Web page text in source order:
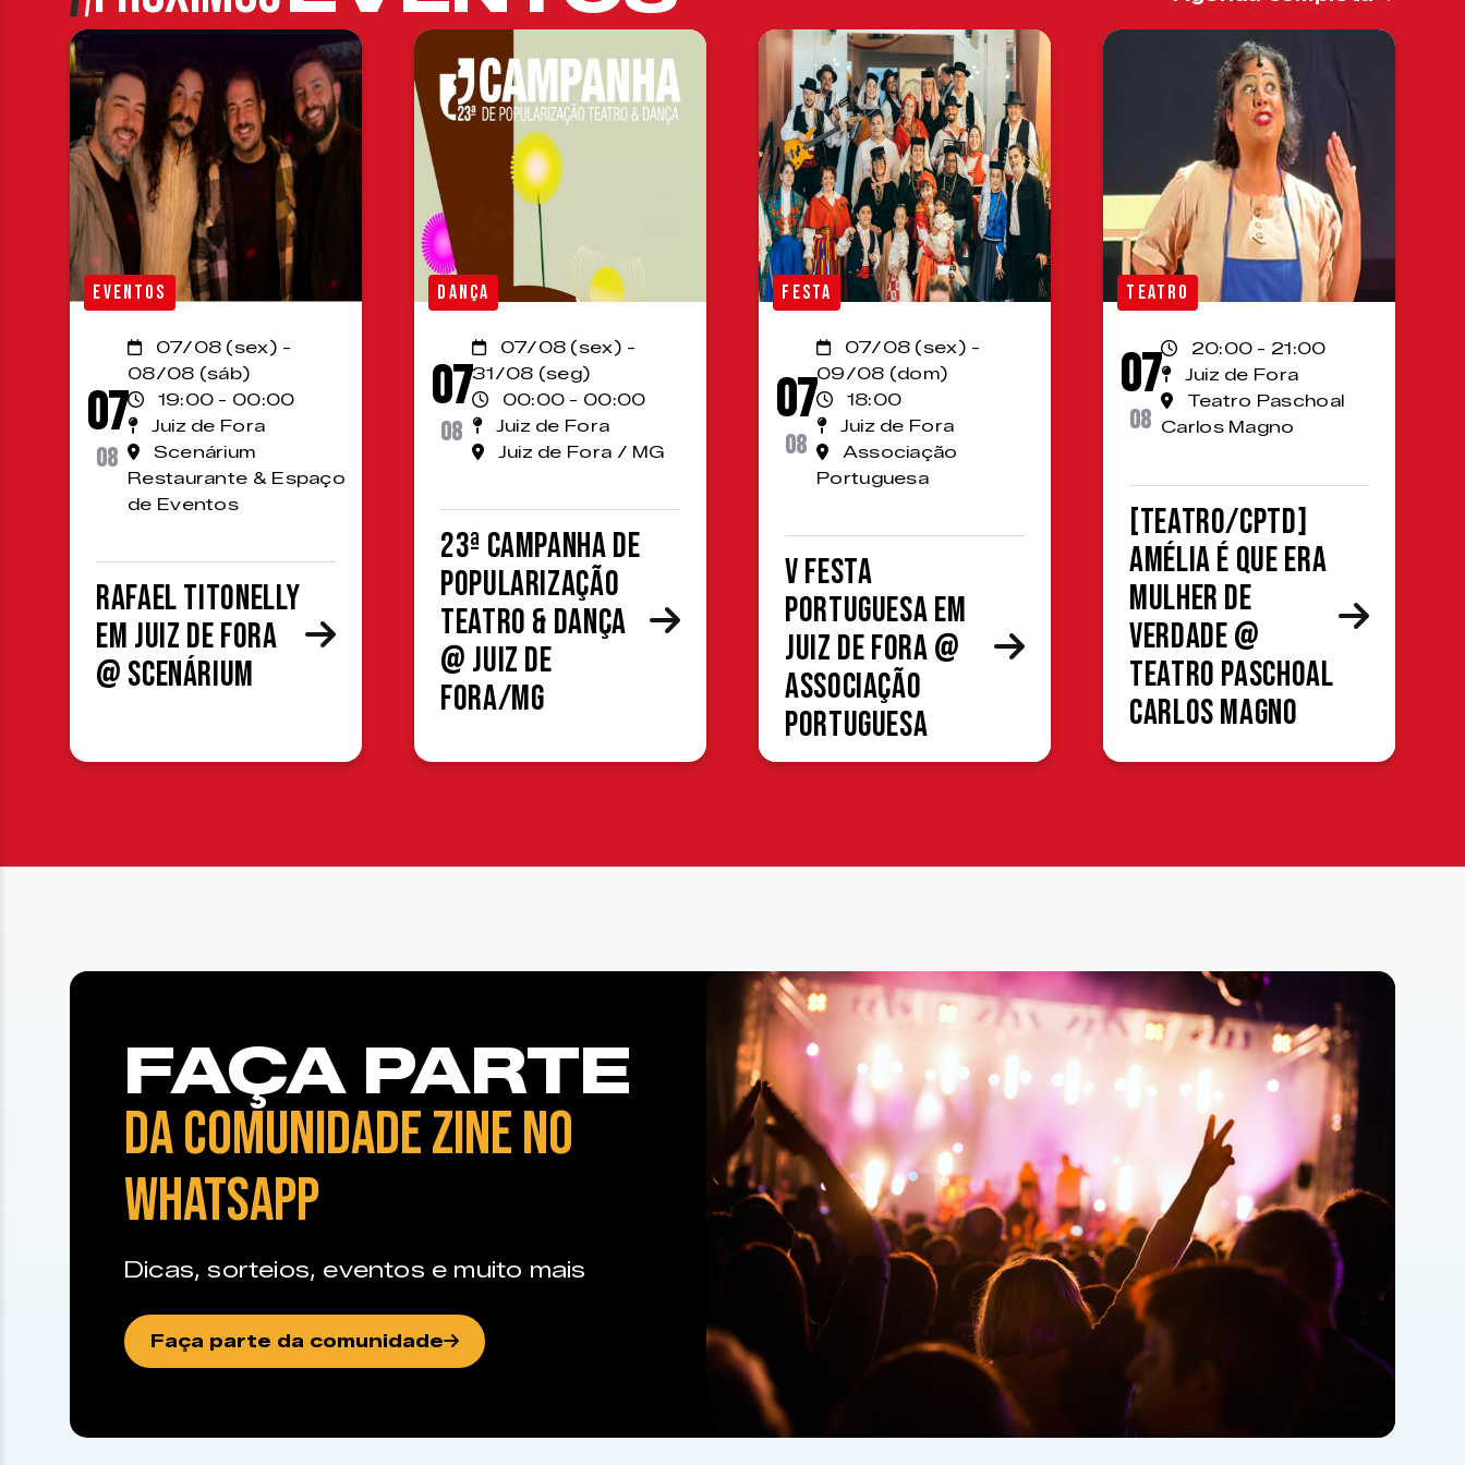
EVENTOS
07
08
07/08 (sex) -
08/08 (sáb)
19:00 - 00:00
Juiz de Fora
Scenárium
Restaurante & Espaço
de Eventos
Rafael Titonelly
em Juiz de Fora
@ Scenárium
DANÇA
07
08
07/08 (sex) -
31/08 (seg)
00:00 - 00:00
Juiz de Fora
Juiz de Fora / MG
23ª Campanha de
Popularização
Teatro & Dança
@ Juiz de
Fora/MG
FESTA
07
08
07/08 (sex) -
09/08 (dom)
18:00
Juiz de Fora
Associação
Portuguesa
V Festa
Portuguesa em
Juiz de Fora @
Associação
Portuguesa
TEATRO
07
08
20:00 - 21:00
Juiz de Fora
Teatro Paschoal
Carlos Magno
[TEATRO/CPTD]
Amélia é que era
mulher de
verdade @
Teatro Paschoal
Carlos Magno
FAÇA PARTE
DA COMUNIDADE ZINE NO
WHATSAPP
Dicas, sorteios, eventos e muito mais
Faça parte da comunidade